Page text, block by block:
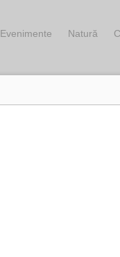
Evenimente Natură